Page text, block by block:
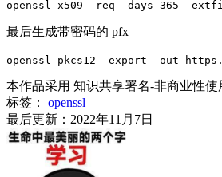
openssl x509 -req -days 365 -
最后生成带密码的 pfx
openssl pkcs12 -export -out
本作品采用 知识共享署名-非商业性
标签：
openssl
最后更新：2022年11月7日